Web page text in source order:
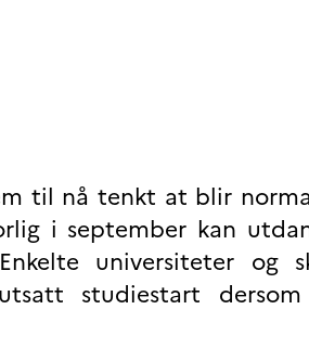
til nå tenkt at blir
i september kan
universiteter og
studiestart